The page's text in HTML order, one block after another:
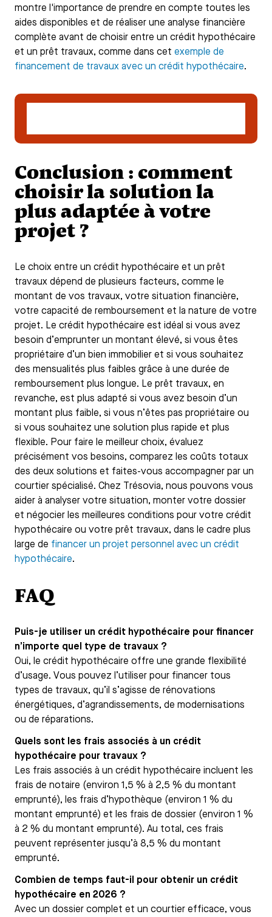
montre l'importance de prendre en compte toutes les
aides disponibles et de réaliser une analyse financière
complète avant de choisir entre un crédit hypothécaire
et un prêt travaux, comme dans cet exemple de
financement de travaux avec un crédit hypothécaire.
Conclusion : comment
choisir la solution la
plus adaptée à votre
projet ?
Le choix entre un crédit hypothécaire et un prêt
travaux dépend de plusieurs facteurs, comme le
montant de vos travaux, votre situation financière,
votre capacité de remboursement et la nature de votre
projet. Le crédit hypothécaire est idéal si vous avez
besoin d’emprunter un montant élevé, si vous êtes
propriétaire d’un bien immobilier et si vous souhaitez
des mensualités plus faibles grâce à une durée de
remboursement plus longue. Le prêt travaux, en
revanche, est plus adapté si vous avez besoin d’un
montant plus faible, si vous n’êtes pas propriétaire ou
si vous souhaitez une solution plus rapide et plus
flexible. Pour faire le meilleur choix, évaluez
précisément vos besoins, comparez les coûts totaux
des deux solutions et faites-vous accompagner par un
courtier spécialisé. Chez Trésovia, nous pouvons vous
aider à analyser votre situation, monter votre dossier
et négocier les meilleures conditions pour votre crédit
hypothécaire ou votre prêt travaux, dans le cadre plus
large de financer un projet personnel avec un crédit
hypothécaire.
FAQ
Puis-je utiliser un crédit hypothécaire pour financer
n’importe quel type de travaux ?
Oui, le crédit hypothécaire offre une grande flexibilité
d’usage. Vous pouvez l’utiliser pour financer tous
types de travaux, qu’il s’agisse de rénovations
énergétiques, d’agrandissements, de modernisations
ou de réparations.
Quels sont les frais associés à un crédit
hypothécaire pour travaux ?
Les frais associés à un crédit hypothécaire incluent les
frais de notaire (environ 1,5 % à 2,5 % du montant
emprunté), les frais d’hypothèque (environ 1 % du
montant emprunté) et les frais de dossier (environ 1 %
à 2 % du montant emprunté). Au total, ces frais
peuvent représenter jusqu’à 8,5 % du montant
emprunté.
Combien de temps faut-il pour obtenir un crédit
hypothécaire en 2026 ?
Avec un dossier complet et un courtier efficace, vous